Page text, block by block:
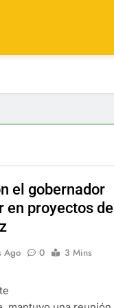
el gobernador
en proyectos de
Ago 0 3 Mins